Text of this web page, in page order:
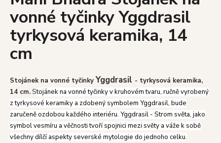
z
5
hvězdiček.
vonné tyčinky Yggdrasil
tyrkysová keramika, 14
cm
Stojánek na vonné tyčinky Yggdrasil - tyrkysová keramika,
14 cm.Stojánek na vonné tyčinky v kruhovém tvaru, ručně vyrobený
z tyrkysové keramiky a zdobený symbolem Yggdrasil, bude
zaručeně ozdobou každého interiéru. Yggdrasil - Strom světa, jako
symbol vesmíru a věčnosti tvoří spojnici mezi světy a váže k sobě
všechny dílčí aspekty severské mytologie do jednoho celku.
a
j
í
t
?
HLEDAT